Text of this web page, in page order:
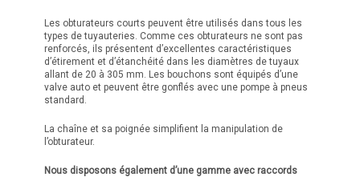
Les obturateurs courts peuvent être utilisés dans tous les
types de tuyauteries. Comme ces obturateurs ne sont pas
renforcés, ils présentent d’excellentes caractéristiques
d’étirement et d’étanchéité dans les diamètres de tuyaux
allant de 20 à 305 mm. Les bouchons sont équipés d’une
valve auto et peuvent être gonflés avec une pompe à pneus
standard.
La chaîne et sa poignée simplifient la manipulation de
l’obturateur.
Nous disposons également d’une gamme avec raccords